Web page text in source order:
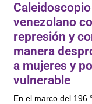
venezolano
represión y
manera
a mujeres y
vulnerable
En el marco del